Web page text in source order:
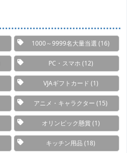
1000～9999名大量当選 (16)
PC・スマホ (12)
VJAギフトカード (1)
アニメ・キャラクター (15)
オリンピック懸賞(1)
キッチン用品 (18)